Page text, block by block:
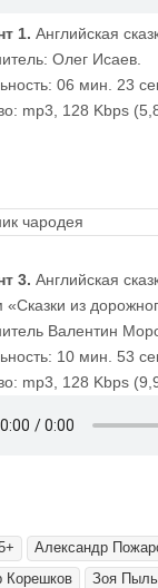
1. Английская
Олег Исаев.
06 мин. 23
mp3, 128 Kbps
3. Английская
«Сказки из
Валентин
10 мин. 53
mp3, 128 Kbps
Александр
Корешков
Зоя